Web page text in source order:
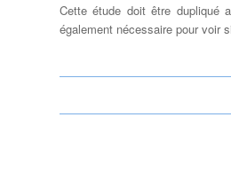
Cette étude doit être dupliqué
également nécessaire pour voir